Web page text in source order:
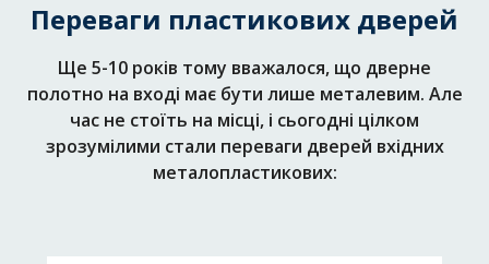
Переваги пластикових дверей
Ще 5-10 років тому вважалося, що дверне
полотно на вході має бути лише металевим. Але
час не стоїть на місці, і сьогодні цілком
зрозумілими стали переваги дверей вхідних
металопластикових: